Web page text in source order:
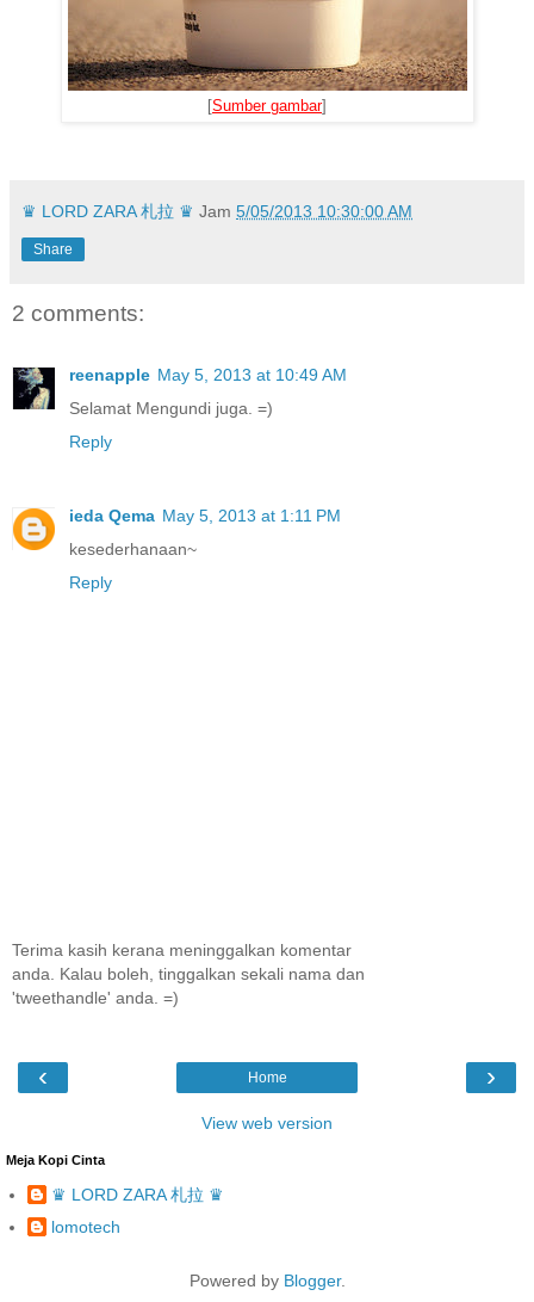
[Sumber gambar]
♛ LORD ZARA 札拉 ♛ Jam 5/05/2013 10:30:00 AM
Share
2 comments:
reenapple May 5, 2013 at 10:49 AM
Selamat Mengundi juga. =)
Reply
ieda Qema May 5, 2013 at 1:11 PM
kesederhanaan~
Reply
Terima kasih kerana meninggalkan komentar
anda. Kalau boleh, tinggalkan sekali nama dan
'tweethandle' anda. =)
‹ ›
Home
View web version
Meja Kopi Cinta
♛ LORD ZARA 札拉 ♛
lomotech
Powered by Blogger.